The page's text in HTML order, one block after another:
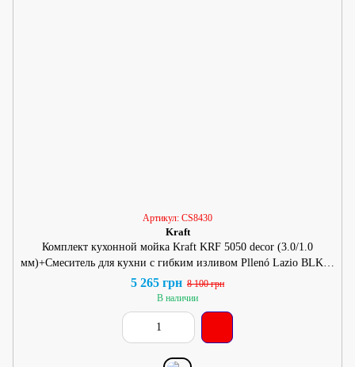
Артикул: CS8430
Kraft
Комплект кухонной мойка Kraft KRF 5050 decor (3.0/1.0
мм)+Смеситель для кухни с гибким изливом Pllenó Lazio BLK17
spazzolato
5 265 грн 8 100 грн
В наличии